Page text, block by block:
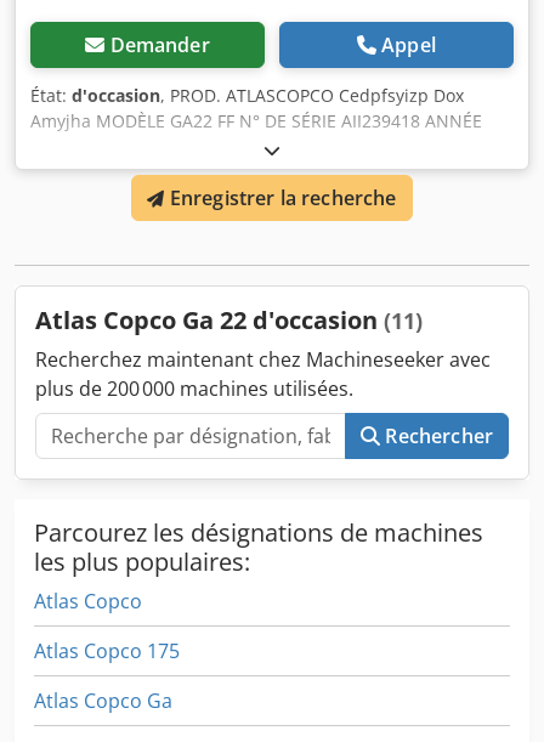
Demander Appel
État: d'occasion, PROD. ATLASCOPCO Cedpfsyizp Dox
Amyjha MODÈLE GA22 FF N° DE SÉRIE AII239418 ANNÉE
1998 PUISSANCE (kW) 22 DÉBIT (m³/min) 3,22 PRESSION
(bar) 7,5
Enregistrer la recherche
Atlas Copco Ga 22 d'occasion (11)
Recherchez maintenant chez Machineseeker avec
plus de 200 000 machines utilisées.
Rechercher
Parcourez les désignations de machines
les plus populaires:
Atlas Copco
Atlas Copco 175
Atlas Copco Ga